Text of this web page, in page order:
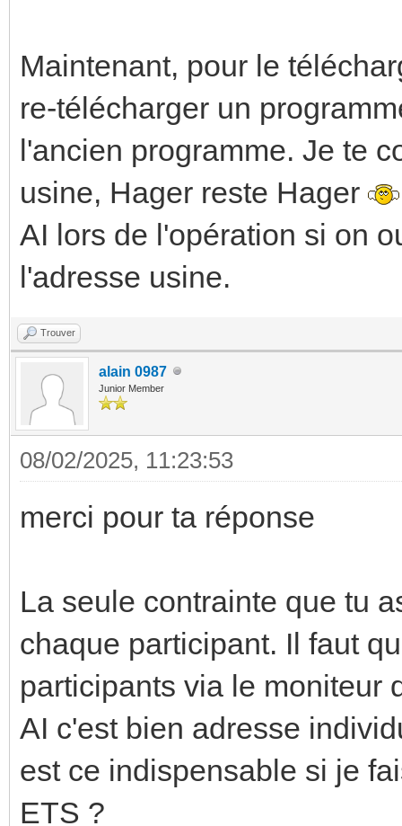
Maintenant, pour le
re-télécharger un
l'ancien programme. Je te
usine, Hager reste Hager
AI lors de l'opération si on
l'adresse usine.
Trouver
alain 0987
Junior Member
08/02/2025, 11:23:53
merci pour ta réponse
La seule contrainte que tu
chaque participant. Il faut
participants via le moniteur
AI c'est bien adresse
est ce indispensable si je
ETS ?